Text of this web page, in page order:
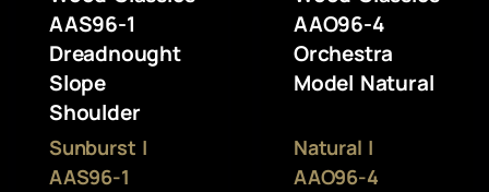
AAS96-1
Dreadnought
Slope
Shoulder
Sunburst |
AAS96-1
AAO96-4
Orchestra
Model Natural
Natural |
AAO96-4